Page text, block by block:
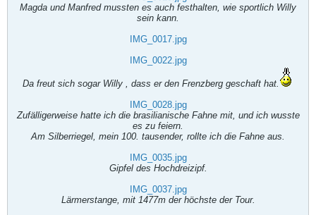
Magda und Manfred mussten es auch festhalten, wie sportlich Willy
sein kann.
IMG_0017.jpg
IMG_0022.jpg
Da freut sich sogar Willy , dass er den Frenzberg geschaft hat.
IMG_0028.jpg
Zufälligerweise hatte ich die brasilianische Fahne mit, und ich wusste
es zu feiern.
Am Silberriegel, mein 100. tausender, rollte ich die Fahne aus.
IMG_0035.jpg
Gipfel des Hochdreizipf.
IMG_0037.jpg
Lärmerstange, mit 1477m der höchste der Tour.